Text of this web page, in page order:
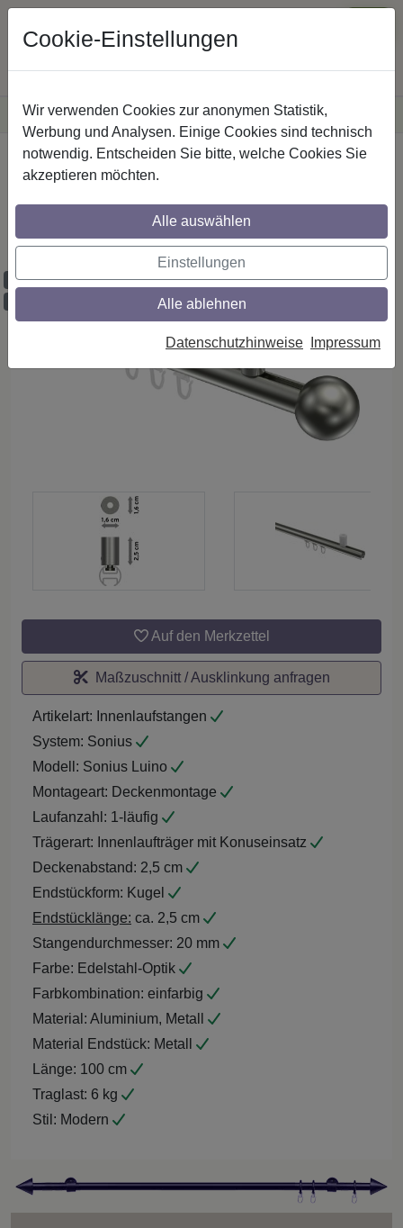
VersandkostenfreieLieferung innerhalb Deutschlands
Sichere Zahlung
Startseite Innenlaufstangen Edelstahl-Optik
Edelstahl-Optik in 20 mm Ø, 1-läufig,
Modell SONIUS - Luino
Maßzuschnitt möglich
Auf den Merkzettel
Maßzuschnitt / Ausklinkung anfragen
Artikelart: Innenlaufstangen
System: Sonius
Modell: Sonius Luino
Montageart: Deckenmontage
Laufanzahl: 1-läufig
Trägerart: Innenlaufträger mit Konuseinsatz
Deckenabstand: 2,5 cm
Endstückform: Kugel
Endstücklänge: ca. 2,5 cm
Stangendurchmesser: 20 mm
Farbe: Edelstahl-Optik
Farbkombination: einfarbig
Material: Aluminium, Metall
Material Endstück: Metall
Länge: 100 cm
Traglast: 6 kg
Stil: Modern
Cookie-Einstellungen
Wir verwenden Cookies zur anonymen Statistik,
Werbung und Analysen. Einige Cookies sind technisch
notwendig. Entscheiden Sie bitte, welche Cookies Sie
akzeptieren möchten.
Alle auswählen
Einstellungen
Alle ablehnen
Datenschutzhinweise Impressum